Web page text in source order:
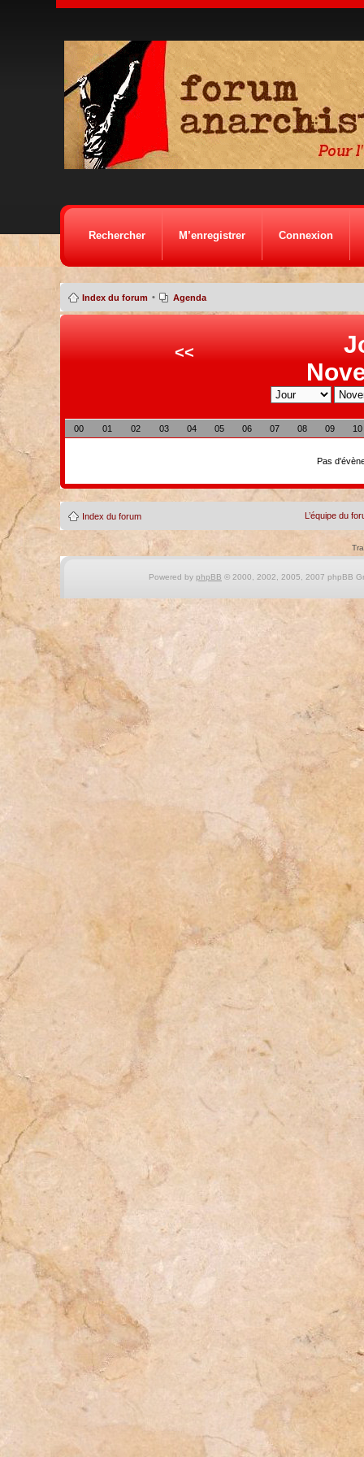
Rechercher M’enregistrer Connexion
Index du forum • Agenda
<<
00 01 02 03 04 05 06 07 08 09 10
Pas
Index du forum L’équipe du
Powered by phpBB © 2000, 2002, 2005, 2007 phpBB